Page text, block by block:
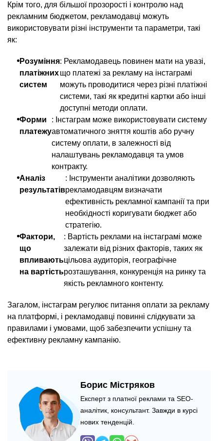
Крім того, для більшої прозорості і контролю над
рекламним бюджетом, рекламодавці можуть
використовувати різні інструменти та параметри, такі
як:
Розуміння
платіжних
систем
: Рекламодавець повинен мати на увазі,
що платежі за рекламу на інстаграмі
можуть проводитися через різні платіжні
системи, такі як кредитні картки або інші
доступні методи оплати.
Форми
платежу
: Інстаграм може використовувати систему
автоматичного зняття коштів або ручну
систему оплати, в залежності від
налаштувань рекламодавця та умов
контракту.
Аналіз
результатів
: Інструменти аналітики дозволяють
рекламодавцям визначати
ефективність рекламної кампанії та при
необхідності коригувати бюджет або
стратегію.
Фактори,
що
впливають
на вартість
: Вартість реклами на інстаграмі може
залежати від різних факторів, таких як
цільова аудиторія, географічне
розташування, конкуренція на ринку та
якість рекламного контенту.
Загалом, інстаграм регулює питання оплати за рекламу
на платформі, і рекламодавці повинні слідкувати за
правилами і умовами, щоб забезпечити успішну та
ефективну рекламну кампанію.
Борис Містряков
Експерт з платної реклами та SEO-
аналітик, консультант. Завжди в курсі
нових тенденцій.